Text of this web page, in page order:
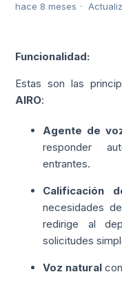
hace 8 meses
Funcionalidad:
Estas son las
AIRO:
Agente de
responder
entrantes.
Calificación
necesidades
redirige al
solicitudes
Voz natural